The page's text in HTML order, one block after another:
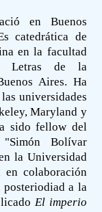
en Buenos
catedrática de
en la facultad
Letras de la
Aires. Ha
universidades
Maryland y
sido fellow del
Bolívar
la Universidad
en colaboración
a la
El imperio